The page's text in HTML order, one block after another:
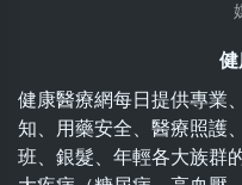
健康醫療網每日提供專業
知、用藥安全、醫療照護
班、銀髮、年輕各大族群